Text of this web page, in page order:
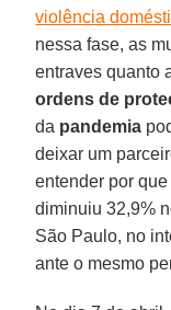
violência
nessa fase, as
entraves quanto
ordens de
da pandemia
deixar um
entender por
diminuiu 32,9%
São Paulo, no
ante o mesmo